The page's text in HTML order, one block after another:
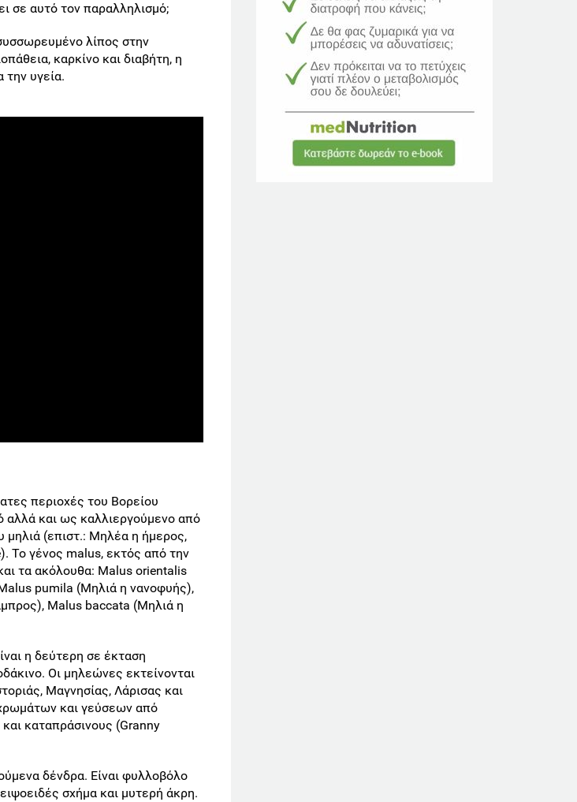
σε αυτό τον παραλληλισμό;
λίπος στην
καρκίνο και διαβήτη, η
την υγεία.
περιοχές του Βορείου
αλλά και ως καλλιεργούμενο από
μηλιά (επιστ.: Μηλέα η ήμερος,
Το γένος malus, εκτός από την
τα ακόλουθα: Μalus orientalis
pumila (Μηλιά η νανοφυής),
Μalus baccata (Μηλιά η
η δεύτερη σε έκταση
Οι μηλεώνες εκτείνονται
Μαγνησίας, Λάρισας και
και γεύσεων από
καταπράσινους (Granny
δένδρα. Είναι φυλλοβόλο
σχήμα και μυτερή άκρη.